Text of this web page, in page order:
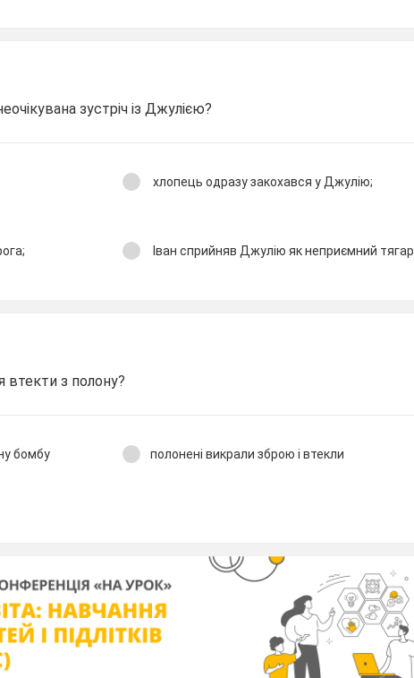
зустріч із Джулією?
хлопець одразу закохався у Джулію;
Іван сприйняв Джулію як неприємний тягар.
втекти з полону?
бомбу полонені викрали зброю і втекли